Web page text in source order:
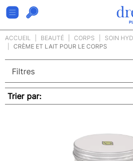
ACCUEIL BEAUTÉ CORPS
SOIN
CRÈME ET LAIT POUR LE CORPS
Trier par: